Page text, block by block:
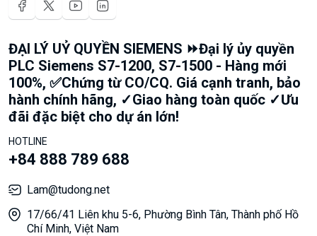
ĐẠI LÝ UỶ QUYỀN SIEMENS ⏩Đại lý ủy quyền
PLC Siemens S7-1200, S7-1500 - Hàng mới
100%, ✅Chứng từ CO/CQ. Giá cạnh tranh, bảo
hành chính hãng, ✓Giao hàng toàn quốc ✓Ưu
đãi đặc biệt cho dự án lớn!
HOTLINE
+84 888 789 688
Lam@tudong.net
17/66/41 Liên khu 5-6, Phường Bình Tân, Thành phố Hồ
Chí Minh, Việt Nam